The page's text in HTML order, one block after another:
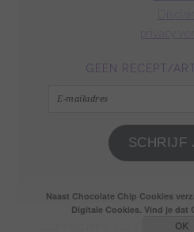
GEEN RECEPT/
SCHRIJF
FOODIE
Naast Chocolate Chip Cookies
Digitale Cookies. Vind je dat
OK